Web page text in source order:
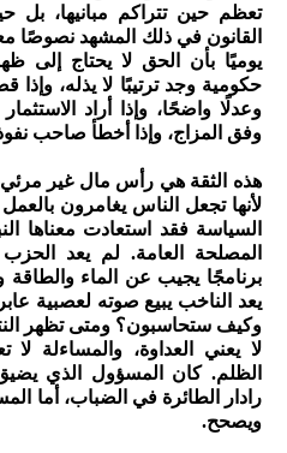
تعظم حين تتراكم مبانيها، بل
القانون في ذلك المشهد نصوصًا
يوميًا بأن الحق لا يحتاج إلى
حكومية وجد ترتيبًا لا يذله،
وعدلًا واضحًا، وإذا أراد
وفق المزاج، وإذا أخطأ صاحب
هذه الثقة هي رأس مال غير مرئي،
لأنها تجعل الناس يغامرون
السياسة فقد استعادت معناها
المصلحة العامة. لم يعد
برنامجًا يجيب عن الماء والطاقة
يعد الناخب يبيع صوته لعصبية
وكيف ستحاسبون؟ ومتى تظهر
لا يعني العداوة، والمساءلة لا
الظلم. كان المسؤول الذي
رادار الطائرة في الضباب، أما
ويصحح.